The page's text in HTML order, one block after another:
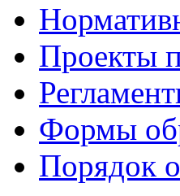
Проекты
Формы
Порядок